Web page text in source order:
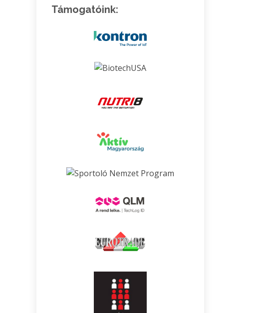
Támogatóink: